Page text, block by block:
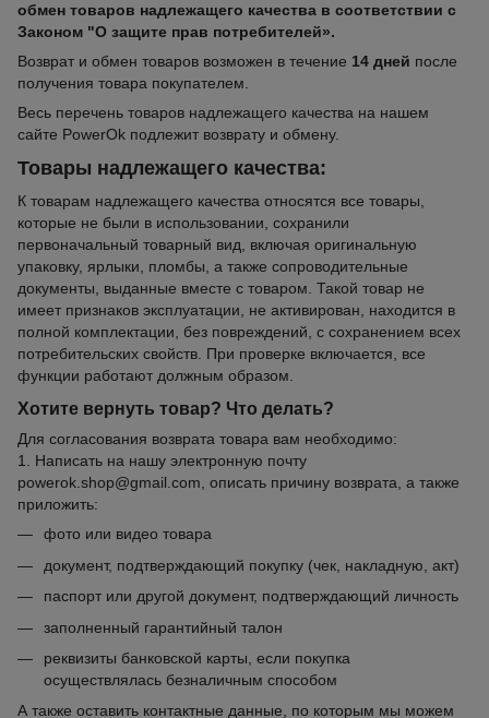
обмен товаров надлежащего качества в соответствии с
Законом "О защите прав потребителей».
Возврат и обмен товаров возможен в течение 14 дней после
получения товара покупателем.
Весь перечень товаров надлежащего качества на нашем
сайте PowerOk подлежит возврату и обмену.
Товары надлежащего качества:
К товарам надлежащего качества относятся все товары,
которые не были в использовании, сохранили
первоначальный товарный вид, включая оригинальную
упаковку, ярлыки, пломбы, а также сопроводительные
документы, выданные вместе с товаром. Такой товар не
имеет признаков эксплуатации, не активирован, находится в
полной комплектации, без повреждений, с сохранением всех
потребительских свойств. При проверке включается, все
функции работают должным образом.
Хотите вернуть товар? Что делать?
Для согласования возврата товара вам необходимо:
1. Написать на нашу электронную почту
powerok.shop@gmail.com, описать причину возврата, а также
приложить:
фото или видео товара
документ, подтверждающий покупку (чек, накладную, акт)
паспорт или другой документ, подтверждающий личность
заполненный гарантийный талон
реквизиты банковской карты, если покупка
осуществлялась безналичным способом
А также оставить контактные данные, по которым мы можем